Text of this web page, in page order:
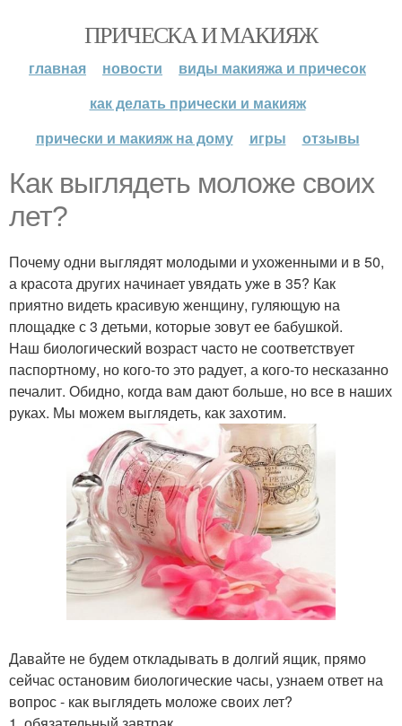
ПРИЧЕСКА И МАКИЯЖ
главная новости
виды макияжа и причесок
как делать прически и макияж
прически и макияж на дому
игры отзывы
Как выглядеть моложе своих
лет?
Почему одни выглядят молодыми и ухоженными и в 50,
а красота других начинает увядать уже в 35? Как
приятно видеть красивую женщину, гуляющую на
площадке с 3 детьми, которые зовут ее бабушкой.
Наш биологический возраст часто не соответствует
паспортному, но кого-то это радует, а кого-то несказанно
печалит. Обидно, когда вам дают больше, но все в наших
руках. Мы можем выглядеть, как захотим.
Давайте не будем откладывать в долгий ящик, прямо
сейчас остановим биологические часы, узнаем ответ на
вопрос - как выглядеть моложе своих лет?